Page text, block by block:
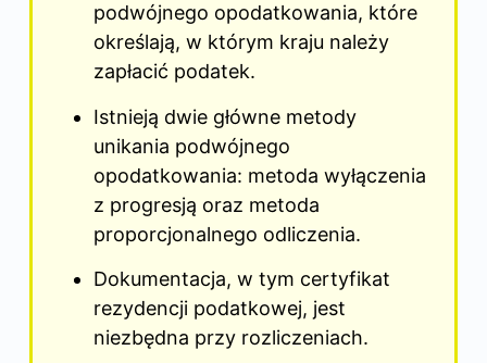
podwójnego opodatkowania, które
określają, w którym kraju należy
zapłacić podatek.
Istnieją dwie główne metody
unikania podwójnego
opodatkowania: metoda wyłączenia
z progresją oraz metoda
proporcjonalnego odliczenia.
Dokumentacja, w tym certyfikat
rezydencji podatkowej, jest
niezbędna przy rozliczeniach.